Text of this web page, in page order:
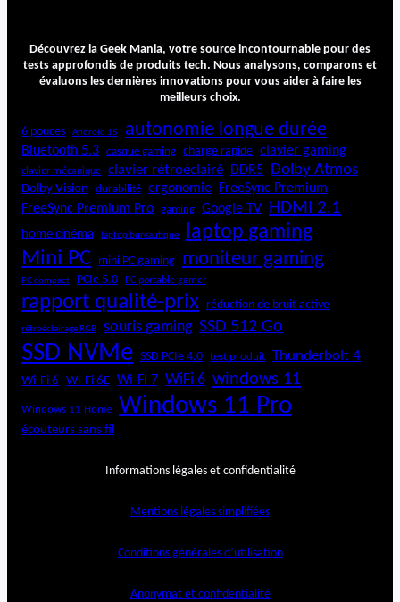
Découvrez la Geek Mania, votre source incontournable pour des
tests approfondis de produits tech. Nous analysons, comparons et
évaluons les dernières innovations pour vous aider à faire les
meilleurs choix.
6 pouces Android 15 autonomie longue durée
Bluetooth 5.3 casque gaming charge rapide clavier gaming
clavier mécanique clavier rétroéclairé DDR5 Dolby Atmos
Dolby Vision durabilité ergonomie
FreeSync Premium
FreeSync Premium Pro
gaming Google TV HDMI 2.1
home cinéma laptop bureautique laptop gaming
Mini PC mini PC gaming moniteur gaming
PC compact PCIe 5.0 PC portable gamer
rapport qualité-prix réduction de bruit active
rétroéclairage RGB souris gaming SSD 512 Go
SSD NVMe SSD PCIe 4.0 test produit Thunderbolt 4
Wi-Fi 6 Wi-Fi 6E Wi-Fi 7 WiFi 6 windows 11
Windows 11 Home Windows 11 Pro
écouteurs sans fil
Informations légales et confidentialité
Mentions légales simplifiées
Conditions générales d’utilisation
Anonymat et confidentialité